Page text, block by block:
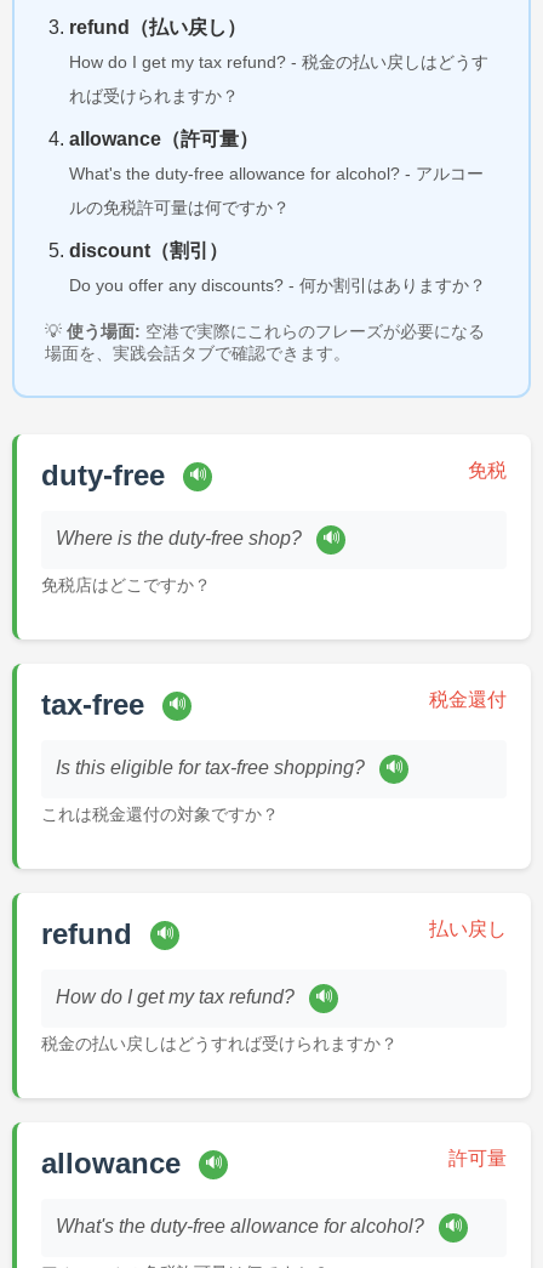
refund（払い戻し）
How do I get my tax refund? - 税金の払い戻しはどうす
れば受けられますか？
allowance（許可量）
What's the duty-free allowance for alcohol? - アルコー
ルの免税許可量は何ですか？
discount（割引）
Do you offer any discounts? - 何か割引はありますか？
💡 使う場面: 空港で実際にこれらのフレーズが必要になる
場面を、実践会話タブで確認できます。
duty-free 🔊 免税
Where is the duty-free shop? 🔊
免税店はどこですか？
tax-free 🔊 税金還付
Is this eligible for tax-free shopping? 🔊
これは税金還付の対象ですか？
refund 🔊 払い戻し
How do I get my tax refund? 🔊
税金の払い戻しはどうすれば受けられますか？
allowance 🔊 許可量
What's the duty-free allowance for alcohol? 🔊